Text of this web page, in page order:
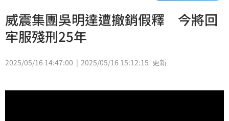
威震集團吳明達遭撤銷假釋 今將回
牢服殘刑25年
2025/05/16 14:47:00 2025/05/16 15:12:15 更新